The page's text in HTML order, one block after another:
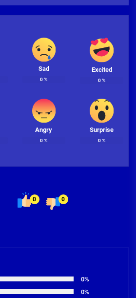
Sad
0%
Excited
0%
Angry
0%
Surprise
0%
0 0
0%
0%